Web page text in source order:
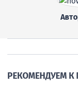
РЕКОМЕНДУЕМ